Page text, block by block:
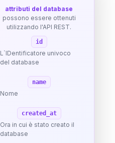
attributi del database
possono essere ottenuti
utilizzando l'API REST.
id
L`IDentificatore univoco
del database
name
Nome
created_at
Ora in cui è stato creato il
database